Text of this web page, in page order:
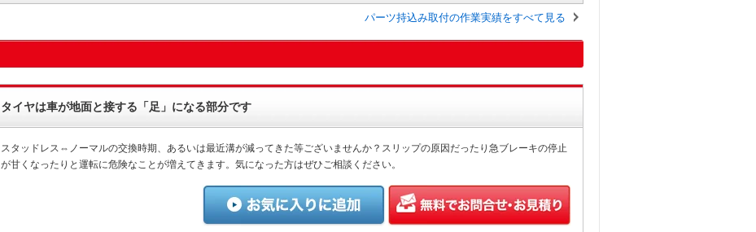
パーツ持込み取付の作業実績をすべて見る
タイヤは車が地面と接する「足」になる部分です
スタッドレス⇔ノーマルの交換時期、あるいは最近溝が減ってきた等ございませんか？スリップの原因だったり急ブレーキの停止
が甘くなったりと運転に危険なことが増えてきます。気になった方はぜひご相談ください。